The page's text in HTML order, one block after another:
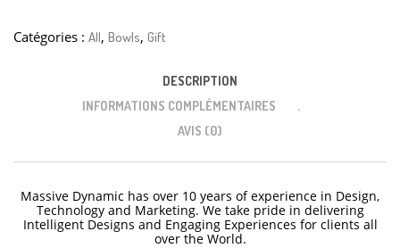
Catégories : All, Bowls, Gift
DESCRIPTION
INFORMATIONS COMPLÉMENTAIRES
AVIS (0)
Massive Dynamic has over 10 years of experience in Design,
Technology and Marketing. We take pride in delivering
Intelligent Designs and Engaging Experiences for clients all
over the World.